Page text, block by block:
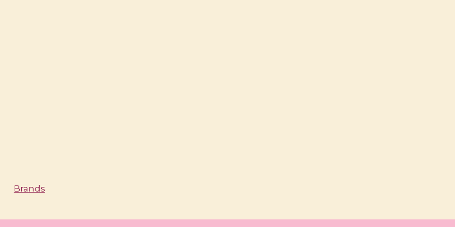
Brands